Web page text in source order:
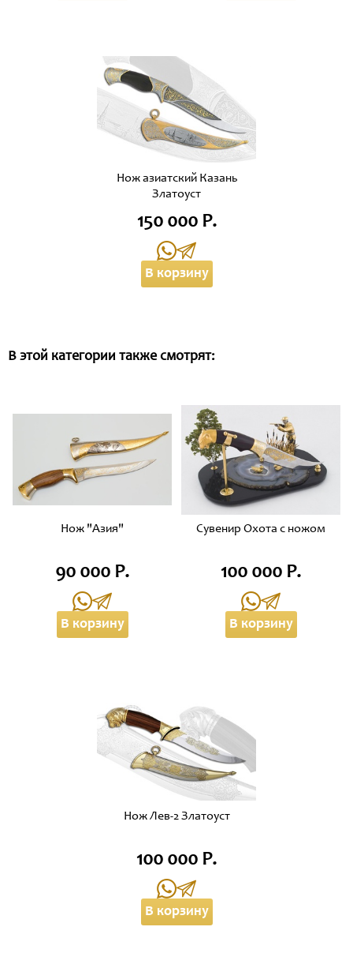
Нож азиатский Казань
Златоуст
150 000 Р.
В корзину
В этой категории также смотрят:
Нож "Азия"
90 000 Р.
В корзину
Сувенир Охота с ножом
100 000 Р.
В корзину
Нож Лев-2 Златоуст
100 000 Р.
В корзину